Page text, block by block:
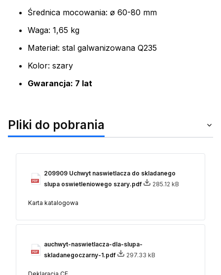
Średnica mocowania: ø 60-80 mm
Waga: 1,65 kg
Materiał: stal galwanizowana Q235
Kolor: szary
Gwarancja: 7 lat
Pliki do pobrania
209909 Uchwyt naswietlacza do skladanego
slupa oswietleniowego szary.pdf
285.12 kB
Karta katalogowa
auchwyt-naswietlacza-dla-slupa-
skladanegoczarny-1.pdf
297.33 kB